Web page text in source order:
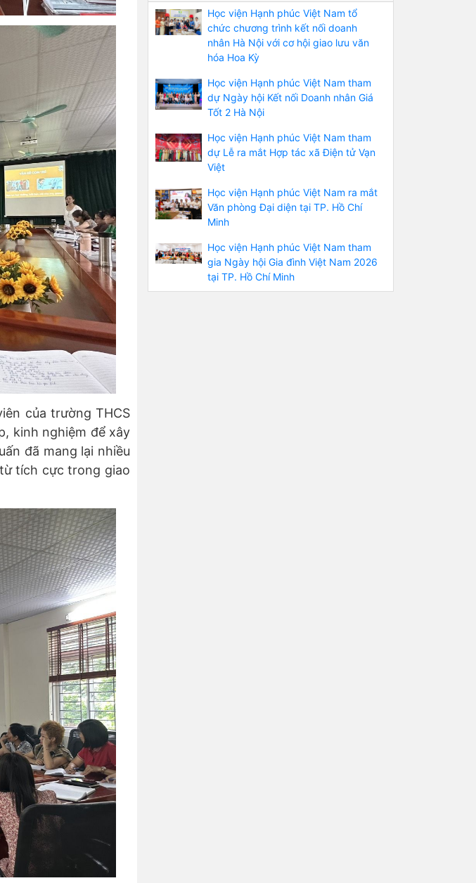
của trường THCS
kinh nghiệm để xây
đã mang lại nhiều
tích cực trong giao
Học viện Hạnh phúc Việt Nam tổ
chức chương trình kết nối doanh
nhân Hà Nội với cơ hội giao lưu văn
hóa Hoa Kỳ
Học viện Hạnh phúc Việt Nam tham
dự Ngày hội Kết nối Doanh nhân Giá
Tốt 2 Hà Nội
Học viện Hạnh phúc Việt Nam tham
dự Lễ ra mắt Hợp tác xã Điện tử Vạn
Việt
Học viện Hạnh phúc Việt Nam ra mắt
Văn phòng Đại diện tại TP. Hồ Chí
Minh
Học viện Hạnh phúc Việt Nam tham
gia Ngày hội Gia đình Việt Nam 2026
tại TP. Hồ Chí Minh